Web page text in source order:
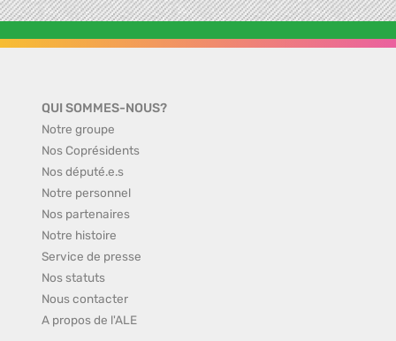
QUI SOMMES-NOUS?
Notre groupe
Nos Coprésidents
Nos député.e.s
Notre personnel
Nos partenaires
Notre histoire
Service de presse
Nos statuts
Nous contacter
A propos de l'ALE